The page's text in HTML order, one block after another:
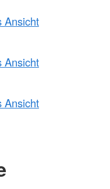
Ansicht
Ansicht
Ansicht